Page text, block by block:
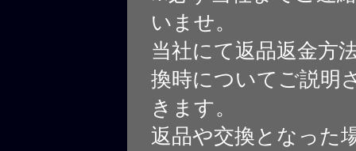
いませ。
当社にて返品返金方
換時についてご説明
きます。
返品や交換となった